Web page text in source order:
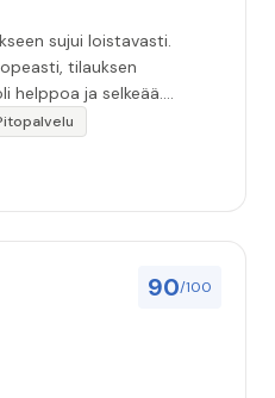
sujui loistavasti.
tilauksen
helppoa ja selkeää.
kertaan puhelimessa
huomioitu.
ammatti-ihminen.
90/100